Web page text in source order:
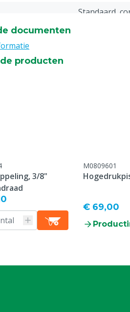
Standaard,
documenten
producten
3/8"
M0809601
€ 69,00